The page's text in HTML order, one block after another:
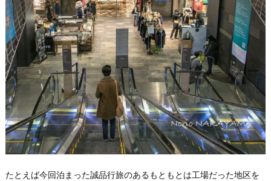
たとえば今回泊まった誠品行旅のあるもともとは工場だった地区を